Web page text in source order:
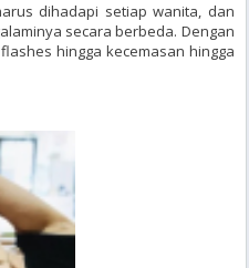
dihadapi setiap wanita, dan
secara berbeda. Dengan
hingga kecemasan hingga